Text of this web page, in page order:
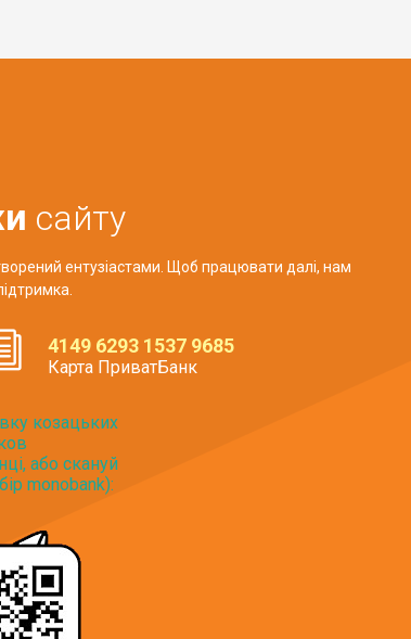
сайту
ентузіастами. Щоб працювати далі, нам
4149 6293 1537 9685
Карта ПриватБанк
козацьких
або скануй
monobank):